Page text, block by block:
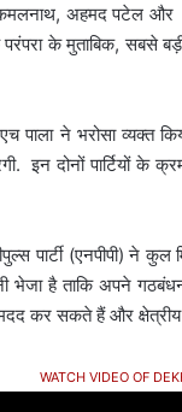
अहमद पटेल और
के मुताबिक, सबसे
पाला ने भरोसा व्यक्त
इन दोनों पार्टियों के
पार्टी (एनपीपी) ने
भेजा है ताकि अपने
कर सकते हैं और क्षेत्रीय
WATCH VIDEO OF